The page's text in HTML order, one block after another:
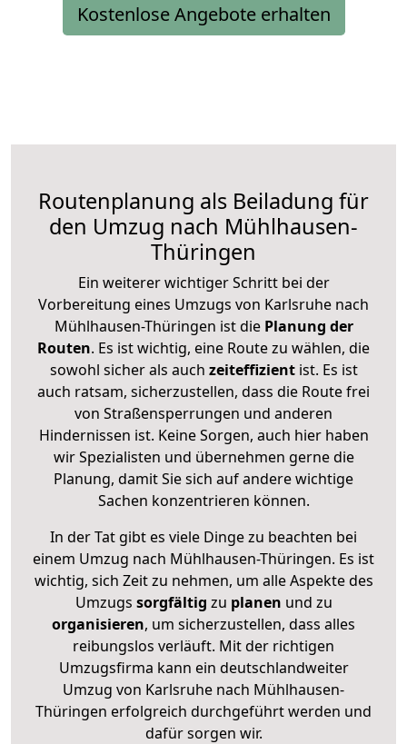
Kostenlose Angebote erhalten
Routenplanung als Beiladung für
den Umzug nach Mühlhausen-
Thüringen
Ein weiterer wichtiger Schritt bei der
Vorbereitung eines Umzugs von Karlsruhe nach
Mühlhausen-Thüringen ist diePlanung der
Routen. Es ist wichtig, eine Route zu wählen, die
sowohl sicher als auch zeiteffizientist. Es ist
auch ratsam, sicherzustellen, dass die Route frei
von Straßensperrungen und anderen
Hindernissen ist. Keine Sorgen, auch hier haben
wir Spezialisten und übernehmen gerne die
Planung, damit Sie sich auf andere wichtige
Sachen konzentrieren können.
In der Tat gibt es viele Dinge zu beachten bei
einem Umzug nach Mühlhausen-Thüringen. Es ist
wichtig, sich Zeit zu nehmen, um alle Aspekte des
Umzugs sorgfältig zu planen und zu
organisieren, um sicherzustellen, dass alles
reibungslos verläuft. Mit der richtigen
Umzugsfirma kann ein deutschlandweiter
Umzug von Karlsruhe nach Mühlhausen-
Thüringen erfolgreich durchgeführt werden und
dafür sorgen wir.